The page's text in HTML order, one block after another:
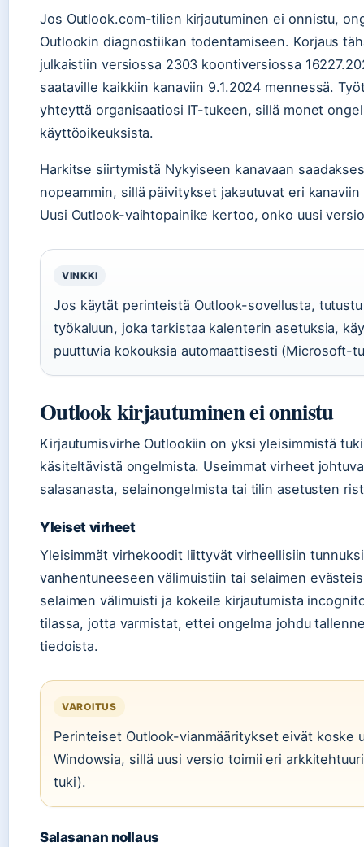
Jos Outlook.com-tilien kirjautuminen ei onnistu,
Outlookin diagnostiikan todentamiseen. Korjaus
julkaistiin versiossa 2303 koontiversiossa
saataville kaikkiin kanaviin 9.1.2024 mennessä.
yhteyttä organisaatiosi IT-tukeen, sillä monet
käyttöoikeuksista.
Harkitse siirtymistä Nykyiseen kanavaan
nopeammin, sillä päivitykset jakautuvat eri kanaviin
Uusi Outlook-vaihtopainike kertoo, onko uusi
VINKKI
Jos käytät perinteistä Outlook-sovellusta,
työkaluun, joka tarkistaa kalenterin asetuksia,
puuttuvia kokouksia automaattisesti (Microsoft-
Outlook kirjautuminen ei onnistu
Kirjautumisvirhe Outlookiin on yksi yleisimmistä
käsiteltävistä ongelmista. Useimmat virheet
salasanasta, selainongelmista tai tilin asetusten
Yleiset virheet
Yleisimmät virhekoodit liittyvät virheellisiin
vanhentuneeseen välimuistiin tai selaimen
selaimen välimuisti ja kokeile kirjautumista
tilassa, jotta varmistat, ettei ongelma johdu
tiedoista.
VAROITUS
Perinteiset Outlook-vianmääritykset eivät koske
Windowsia, sillä uusi versio toimii eri
tuki).
Salasanan nollaus